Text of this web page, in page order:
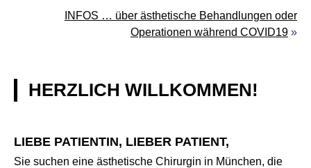
INFOS … über ästhetische Behandlungen oder
Operationen während COVID19 »
HERZLICH WILLKOMMEN!
LIEBE PATIENTIN, LIEBER PATIENT,
Sie suchen eine ästhetische Chirurgin in München, die